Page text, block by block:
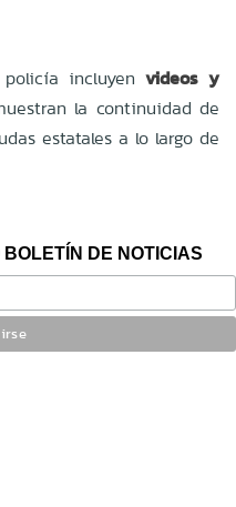
policía incluyenvideos y
la continuidad de
estatales a lo largo de
DE NOTICIAS